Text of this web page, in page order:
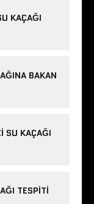
KAÇAĞI
BAKAN
SU KAÇAĞI
TESPITI